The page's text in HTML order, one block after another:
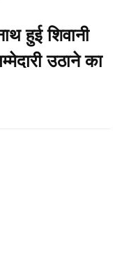
हुई शिवानी
उठाने का